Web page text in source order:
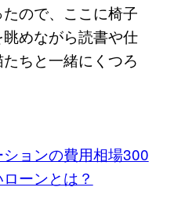
ので、ここに椅子
めながら読書や仕
ちと一緒にくつろ
ョンの費用相場300
ーンとは？